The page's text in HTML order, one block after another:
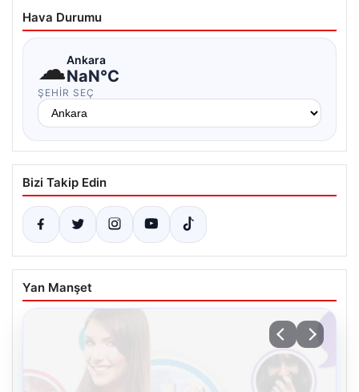
Hava Durumu
☁Ankara
NaN°C
ŞEHIR SEÇ
Bizi Takip Edin
Yan Manşet